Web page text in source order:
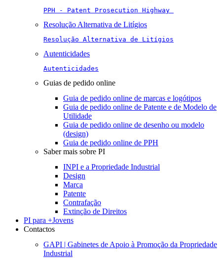
PPH - Patent Prosecution Highway
Resolução Alternativa de Litígios
Resolução Alternativa de Litígios
Autenticidades
Autenticidades
Guias de pedido online
Guia de pedido online de marcas e logótipos
Guia de pedido online de Patente e de Modelo de
Utilidade
Guia de pedido online de desenho ou modelo
(design)
Guia de pedido online de PPH
Saber mais sobre PI
INPI e a Propriedade Industrial
Design
Marca
Patente
Contrafação
Extinção de Direitos
PI para +Jovens
Contactos
GAPI | Gabinetes de Apoio à Promoção da Propriedade
Industrial